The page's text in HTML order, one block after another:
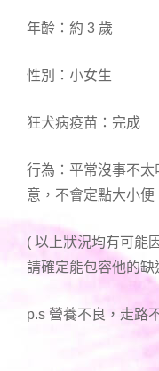
年齡：約 3 歲
性別：小女生
狂犬病疫苗：完成
行為：平常沒事不
意，不會定點大小
( 以上狀況均有可能
請確定能包容他的缺
p.s 營養不良，走路